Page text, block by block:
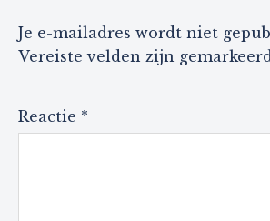
Je e-mailadres wordt niet
Vereiste velden zijn
Reactie *